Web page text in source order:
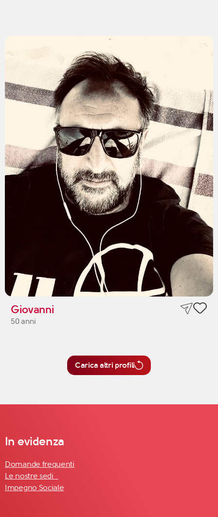
Giovanni
50 anni
Carica altri profili
In evidenza
Domande frequenti
Le nostre sedi
Impegno Sociale